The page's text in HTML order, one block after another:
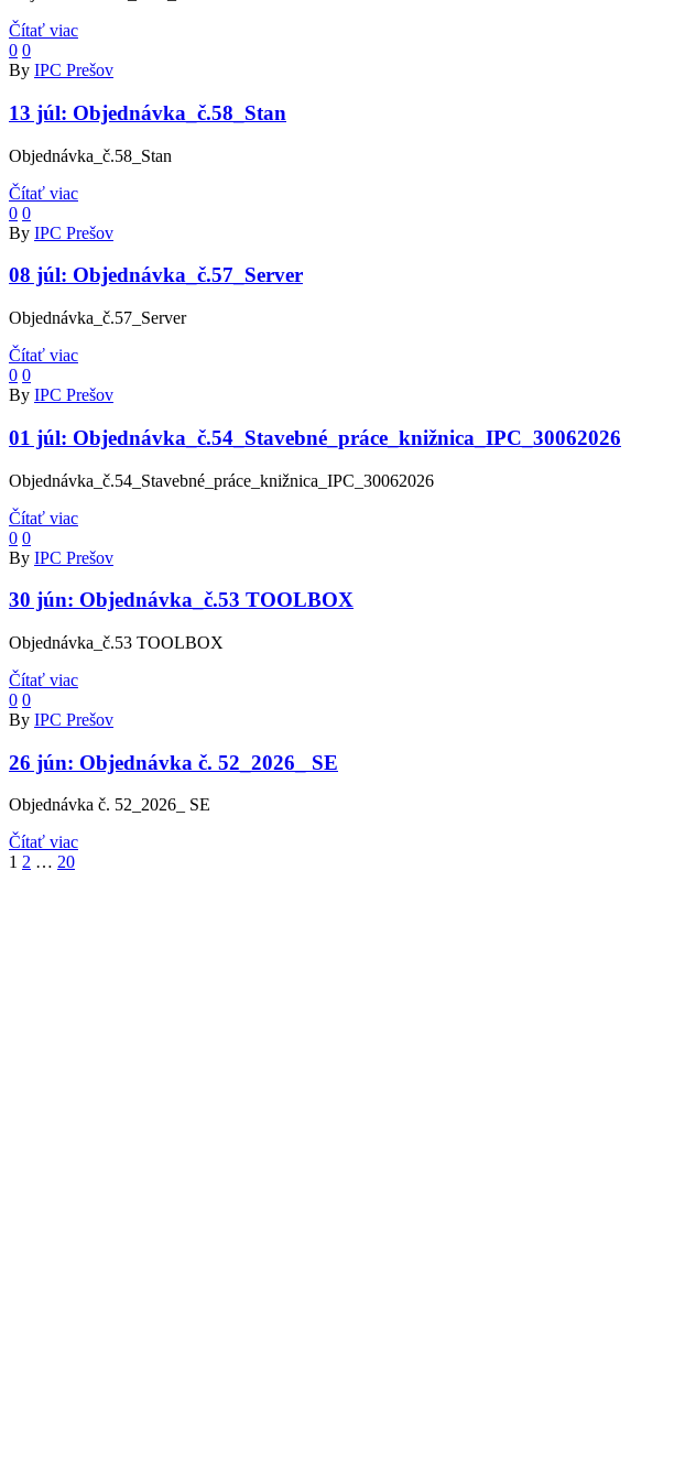
Čítať viac
0 0
By IPC Prešov
13 júl: Objednávka_č.58_Stan
Objednávka_č.58_Stan
Čítať viac
0 0
By IPC Prešov
08 júl: Objednávka_č.57_Server
Objednávka_č.57_Server
Čítať viac
0 0
By IPC Prešov
01 júl: Objednávka_č.54_Stavebné_práce_knižnica_IPC_30062026
Objednávka_č.54_Stavebné_práce_knižnica_IPC_30062026
Čítať viac
0 0
By IPC Prešov
30 jún: Objednávka_č.53 TOOLBOX
Objednávka_č.53 TOOLBOX
Čítať viac
0 0
By IPC Prešov
26 jún: Objednávka č. 52_2026_ SE
Objednávka č. 52_2026_ SE
Čítať viac
1 2 … 20Ďalej